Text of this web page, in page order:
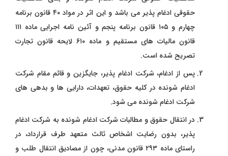
حقوقی ادغام ‌پذیر می ‌باشد و این اثر در مواد ۴۰ قانون
برنامه
چهارم و ۱۰۵ قانون برنامه پنجم و آئین ‌نامه اجرایی ماده ۱۱۱
قانون مالیات‌ های مستقیم و ماده ۶۱۰ لایحه قانون تجارت
تصریح شده است.
پس از ادغام، شرکت ادغام‌ پذیر، جایگزین و قائم‌ مقام شرکت
ادغام‌ شونده در کلیه حقوق، تعهدات، دارایی ‌ها و بدهی‌ های
شرکت ادغام‌ شونده می ‌شود.
در انتقال حقوق و مطالبات شرکت ادغام ‌شونده به شرکت ادغام‌
پذیر، بدون رضایت اشخاص ثالث متعهد طرف قرارداد، در
راستای ماده ۲۹۳ قانون مدنی، چون از مصادیق انتقال طلب و